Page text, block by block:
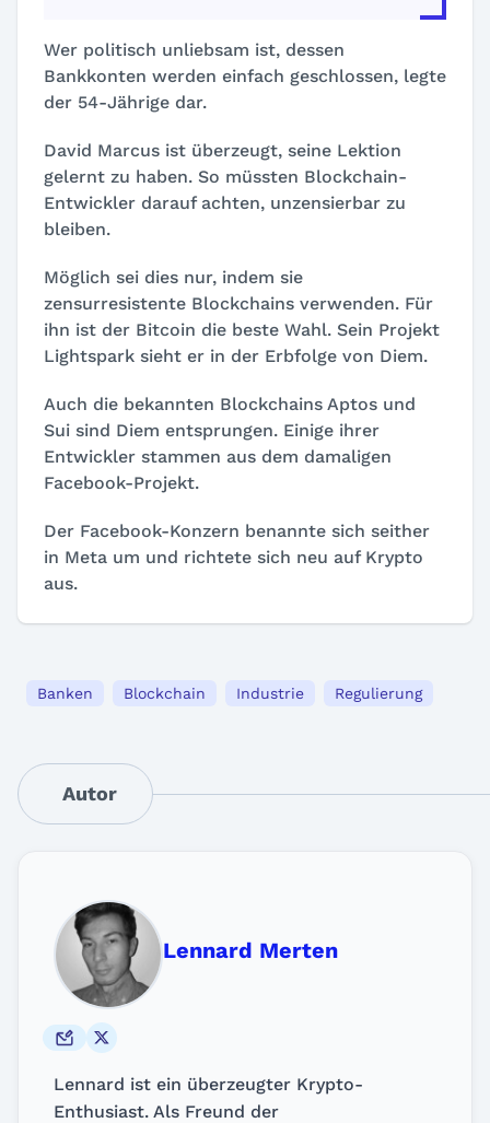
Wer politisch unliebsam ist, dessen
Bankkonten werden einfach geschlossen, legte
der 54-Jährige dar.
David Marcus ist überzeugt, seine Lektion
gelernt zu haben. So müssten Blockchain-
Entwickler darauf achten, unzensierbar zu
bleiben.
Möglich sei dies nur, indem sie
zensurresistente Blockchains verwenden. Für
ihn ist der Bitcoin die beste Wahl. Sein Projekt
Lightspark sieht er in der Erbfolge von Diem.
Auch die bekannten Blockchains Aptos und
Sui sind Diem entsprungen. Einige ihrer
Entwickler stammen aus dem damaligen
Facebook-Projekt.
Der Facebook-Konzern benannte sich seither
in Meta um und richtete sich neu auf Krypto
aus.
Banken Blockchain Industrie Regulierung
Autor
Lennard Merten
Lennard ist ein überzeugter Krypto-
Enthusiast. Als Freund der